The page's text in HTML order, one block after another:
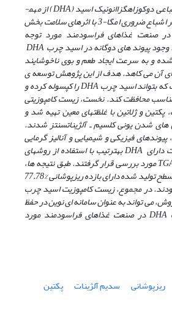
دوکوزاهگزاانوئیک اسید (DHA) از مهم­
ترین اسیدهای چرب غیر اشباع ضروری امگا-3 با اثرهای سلامت بخش
صنعت غذاهای فراسودمند مورد توجه
پیوند های دوگانه در اسید چربDHA
و به سرعت ایجاد طعم وبوی ناخوشایند
ای آن می­ کاهد. هدف از این پژوهش توسعه­ ی
بتواند اسید چربDHAرا کپسوله کرده و
محافظت کند. نخست، زیست کامپوزیتی
پکتین و ژلاتین با غلظت­های معین تهیه شد و
شدن یونی کلسیم ـ آلژیناتسنتز شدند.
فیزیکی و شیمیایی و آنالیز گرمایی
دارایDHAبه­ترتیب با استفاده از روش­های
مورد بررسی قرار گرفتند. طبق نتیجه­ ها،
میکروذره ­های کروی و مسطح تولید شده دارای بازده ریزپوشانی %77.78
می تواند به عنوان سامانه­ ای نوین در حفظ
DHAدر صنعت غذاهای فراسودمند مورد
ریزپوشانی سدیم آلژینات پکتین